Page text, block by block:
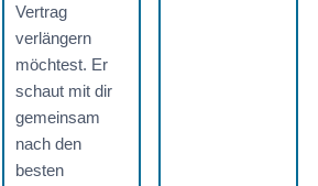
Vertrag
verlängern
möchtest. Er
schaut mit dir
gemeinsam
nach den
besten